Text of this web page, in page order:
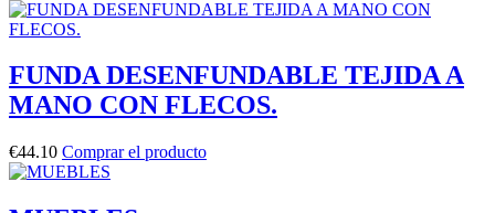
FUNDA DESENFUNDABLE TEJIDA A
MANO CON FLECOS.
€44.10 Comprar el producto